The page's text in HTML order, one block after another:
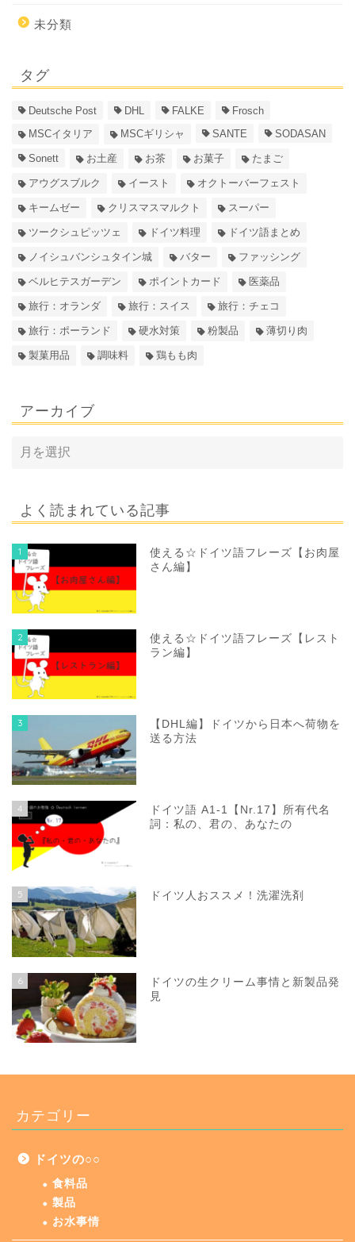
未分類
タグ
Deutsche Post DHL FALKE
Frosch
MSCイタリア
MSCギリシャ SANTE SODASAN
Sonett お土産 お茶 お菓子 たまご
アウグスブルク イースト オクトーバーフェスト
キームゼー クリスマスマルクト スーパー
ツークシュピッツェ ドイツ料理 ドイツ語まとめ
ノイシュバンシュタイン城 バター ファッシング
ベルヒテスガーデン ポイントカード 医薬品
旅行：オランダ 旅行：スイス 旅行：チェコ
旅行：ポーランド 硬水対策 粉製品 薄切り肉
製菓用品 調味料 鶏もも肉
アーカイブ
よく読まれている記事
1
使える☆ドイツ語フレーズ【お肉屋
さん編】
2
使える☆ドイツ語フレーズ【レスト
ラン編】
3
【DHL編】ドイツから日本へ荷物を
送る方法
4
ドイツ語 A1-1【Nr.17】所有代名
詞：私の、君の、あなたの
5 ドイツ人おススメ！洗濯洗剤
6
ドイツの生クリーム事情と新製品発
見
カテゴリー
ドイツの○○
食料品
製品
お水事情